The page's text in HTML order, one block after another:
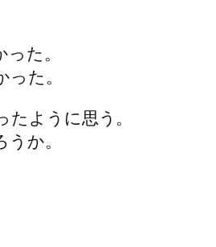
た。
た。
ように思う。
か。